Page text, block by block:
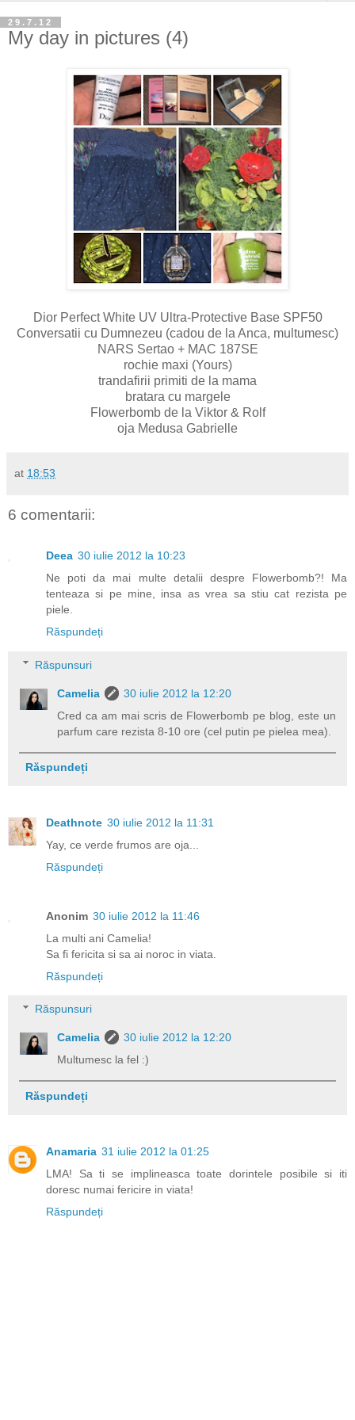
29.7.12
My day in pictures (4)
Dior Perfect White UV Ultra-Protective Base SPF50
Conversatii cu Dumnezeu (cadou de la Anca, multumesc)
NARS Sertao + MAC 187SE
rochie maxi (Yours)
trandafirii primiti de la mama
bratara cu margele
Flowerbomb de la Viktor & Rolf
oja Medusa Gabrielle
at 18:53
6 comentarii:
Deea 30 iulie 2012 la 10:23
Ne poti da mai multe detalii despre Flowerbomb?! Ma
tenteaza si pe mine, insa as vrea sa stiu cat rezista pe
piele.
Răspundeți
Răspunsuri
Camelia
30 iulie 2012 la 12:20
Cred ca am mai scris de Flowerbomb pe blog, este un
parfum care rezista 8-10 ore (cel putin pe pielea mea).
Răspundeți
Deathnote 30 iulie 2012 la 11:31
Yay, ce verde frumos are oja...
Răspundeți
Anonim 30 iulie 2012 la 11:46
La multi ani Camelia!
Sa fi fericita si sa ai noroc in viata.
Răspundeți
Răspunsuri
Camelia
30 iulie 2012 la 12:20
Multumesc la fel :)
Răspundeți
Anamaria 31 iulie 2012 la 01:25
LMA! Sa ti se implineasca toate dorintele posibile si iti
doresc numai fericire in viata!
Răspundeți